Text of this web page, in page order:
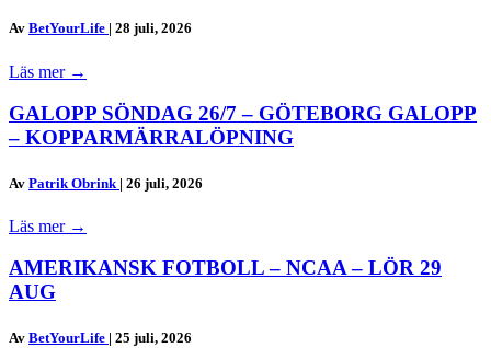
Av BetYourLife | 28 juli, 2026
Läs mer →
GALOPP SÖNDAG 26/7 – GÖTEBORG GALOPP
– KOPPARMÄRRALÖPNING
Av Patrik Obrink | 26 juli, 2026
Läs mer →
AMERIKANSK FOTBOLL – NCAA – LÖR 29
AUG
Av BetYourLife | 25 juli, 2026